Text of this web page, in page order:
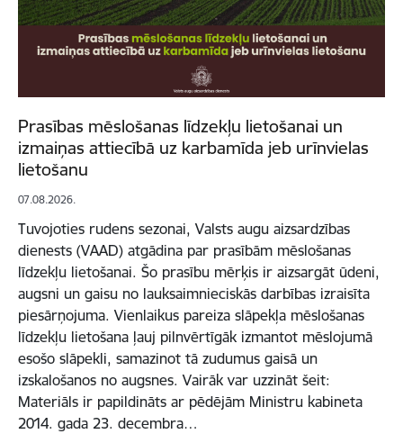
Prasības mēslošanas līdzekļu lietošanai un
izmaiņas attiecībā uz karbamīda jeb urīnvielas
lietošanu
07.08.2026.
Tuvojoties rudens sezonai, Valsts augu aizsardzības
dienests (VAAD) atgādina par prasībām mēslošanas
līdzekļu lietošanai. Šo prasību mērķis ir aizsargāt ūdeni,
augsni un gaisu no lauksaimnieciskās darbības izraisīta
piesārņojuma. Vienlaikus pareiza slāpekļa mēslošanas
līdzekļu lietošana ļauj pilnvērtīgāk izmantot mēslojumā
esošo slāpekli, samazinot tā zudumus gaisā un
izskalošanos no augsnes. Vairāk var uzzināt šeit:
Materiāls ir papildināts ar pēdējām Ministru kabineta
2014. gada 23. decembra…